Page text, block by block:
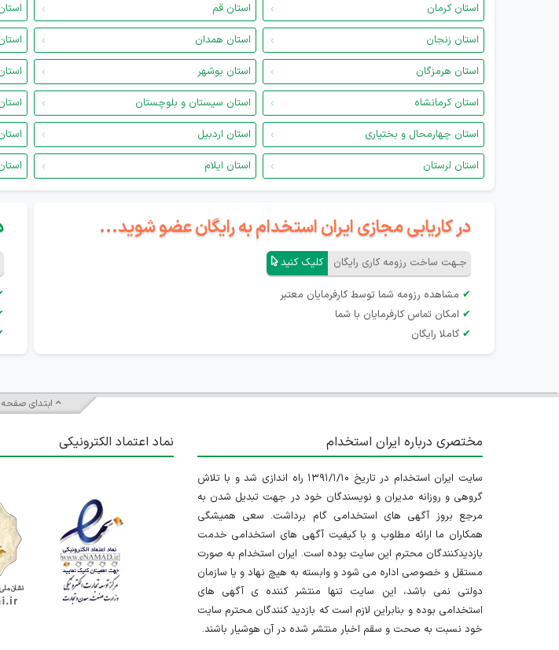
استان کرمان
استان قم
استان زنجان
استان همدان
استان هرمزگان
استان بوشهر
استان کرمانشاه
استان سیستان و بلوچستان
استان چهارمحال و بختیاری
استان اردبیل
استان لرستان
استان ایلام
در کاریابی مجازی ایران استخدام به رایگان عضو شوید...
جـهت ساخت رزومه کاری رایگان کلیک کنید
✔ مشاهده رزومه شما توسط کارفرمایان معتبر
✔ امکان تماس کارفرمایان با شما
✔ کاملا رایگان
ابتدای صفحه
مختصری درباره ایران استخدام
سایت ایران استخدام در تاریخ ۱۳۹۱/۱/۱۰ راه اندازی شد و با تلاش
گروهی و روزانه مدیران و نویسندگان خود در جهت تبدیل شدن به
مرجع بروز آگهی های استخدامی گام برداشت. سعی همیشگی
همکاران ما ارائه مطلوب و با کیفیت آگهی های استخدامی خدمت
بازدیدکنندگان محترم این سایت بوده است. ایران استخدام به صورت
مستقل و خصوصی اداره می شود و وابسته به هیچ نهاد و یا سازمان
دولتی نمی باشد، این سایت تنها منتشر کننده ی آگهی های
استخدامی بوده و بنابراین لازم است که بازدید کنندگان محترم سایت
خود نسبت به صحت و سقم اخبار منتشر شده در آن هوشیار باشند.
نماد اعتماد الکترونیکی